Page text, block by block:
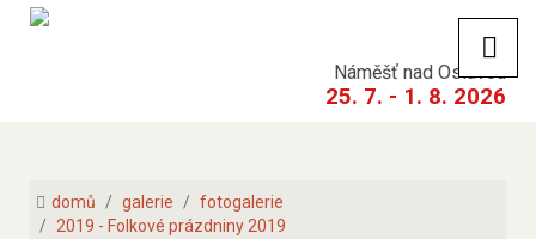
Náměšť nad Oslavou
25. 7. - 1. 8. 2026
domů galerie
fotogalerie
2019 - Folkové prázdniny 2019